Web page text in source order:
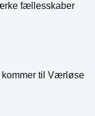
fællesskaber
kommer til Værløse